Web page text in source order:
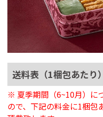
送料表（1梱包あたり）
※ 夏季期間（6~10月）に
ので、下記の料金に1梱包